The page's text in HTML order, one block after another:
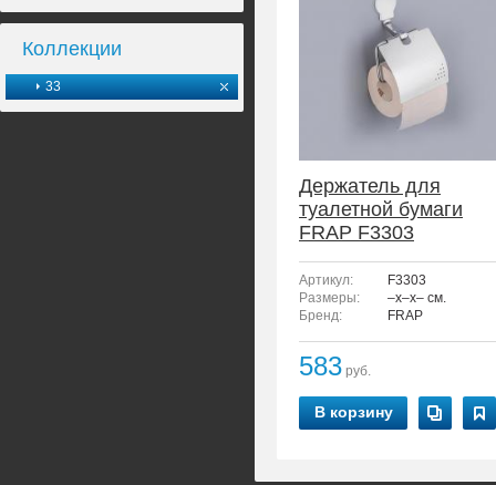
Коллекции
33
Держатель для
туалетной бумаги
FRAP F3303
Артикул:
F3303
Размеры:
–x–x– см.
Бренд:
FRAP
583 руб.
В корзину